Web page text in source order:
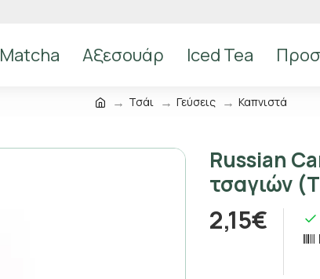
Matcha Αξεσουάρ Iced Tea
Τσάι Γεύσεις Καπνιστά
Russian
τσαγιών
2,15€